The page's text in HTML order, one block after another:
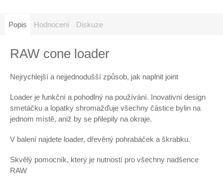
Popis Hodnocení Diskuze
RAW cone loader
Nejrychlejší a nejjednodušší způsob, jak naplnit joint
Loader je funkční a pohodlný na používání. Inovativní design
smetáčku a lopatky shromažďuje všechny částice bylin na
jednom místě, aniž by se přilepily na okraje.
V balení najdete loader, dřevěný pohrabáček a škrabku.
Skvělý pomocník, který je nutností pro všechny nadšence
RAW